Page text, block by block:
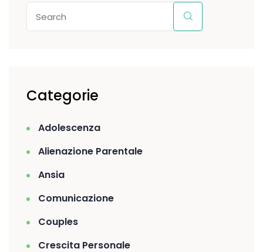
Categorie
Adolescenza
Alienazione Parentale
Ansia
Comunicazione
Couples
Crescita Personale